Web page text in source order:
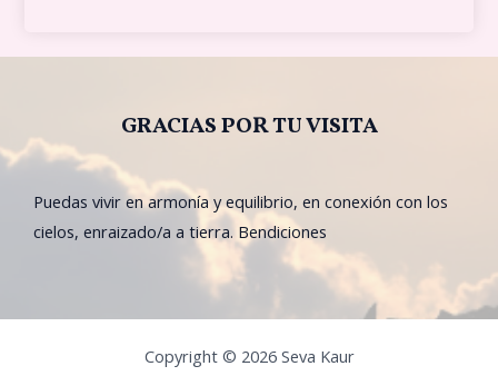
GRACIAS POR TU VISITA
Puedas vivir en armonía y equilibrio, en conexión con los
cielos, enraizado/a a tierra. Bendiciones
Copyright © 2026 Seva Kaur